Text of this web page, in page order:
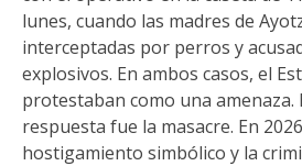
lunes, cuando las madres de
interceptadas por perros y
explosivos. En ambos casos, el
protestaban como una amenaza.
respuesta fue la masacre. En
hostigamiento simbólico y la